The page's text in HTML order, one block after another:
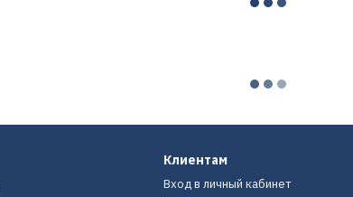
Клиентам
Вход в личный кабинет